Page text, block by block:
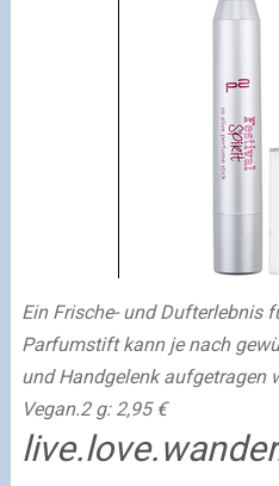
Ein Frische- und Dufterlebnis
Parfumstift kann je nach
und Handgelenk aufgetragen
Vegan.2 g: 2,95 €